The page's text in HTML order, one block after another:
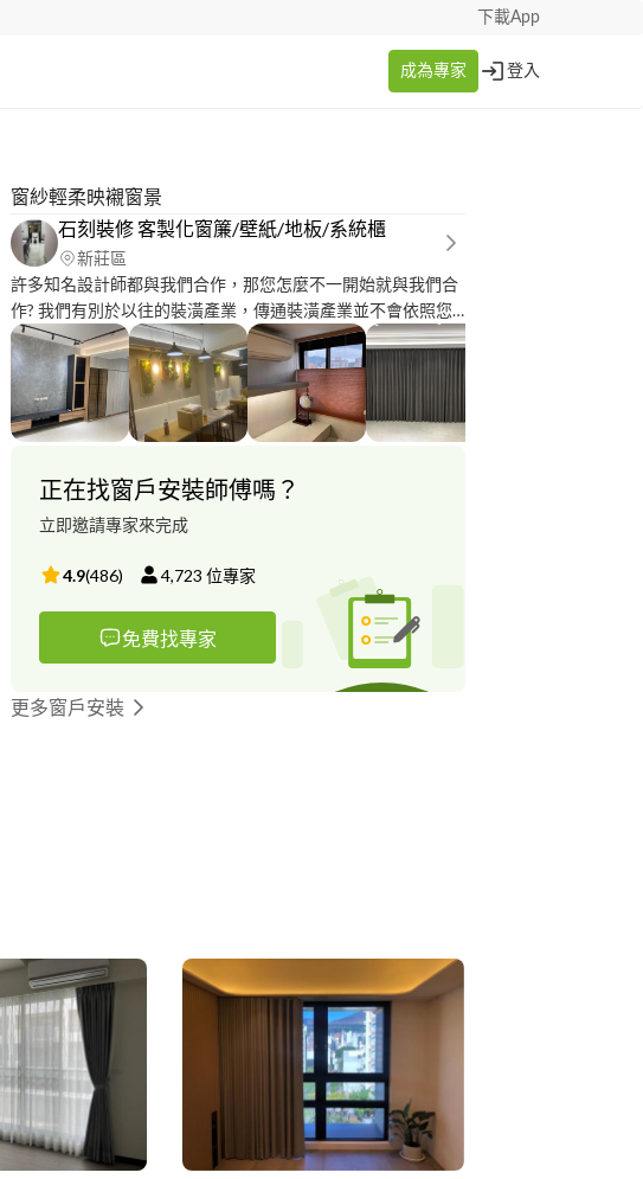
下載App
成為專家 登入
窗紗輕柔映襯窗景
石刻裝修 客製化窗簾/壁紙/地板/系統櫃
新莊區
許多知名設計師都與我們合作，那您怎麼不一開始就與我們合
作? 我們有別於以往的裝潢產業，傳通裝潢產業並不會依照您
住家風格與顏色搭配給您更好的選擇，我們依照您的居家風格
到配色給您一個專業的建議，希望我們過往的經驗能在裝潢上
給您一個不一樣的新體驗。
正在找窗戶安裝師傅嗎？
立即邀請專家來完成
4.9(486) 4,723 位專家
免費找專家
更多窗戶安裝